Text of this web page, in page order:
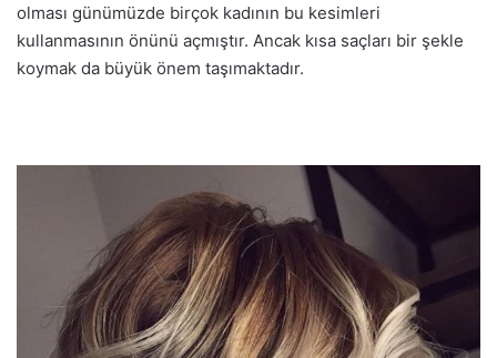
olması günümüzde birçok kadının bu kesimleri
kullanmasının önünü açmıştır. Ancak kısa saçları bir şekle
koymak da büyük önem taşımaktadır.